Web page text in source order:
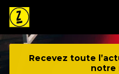
Recevez toute
notre